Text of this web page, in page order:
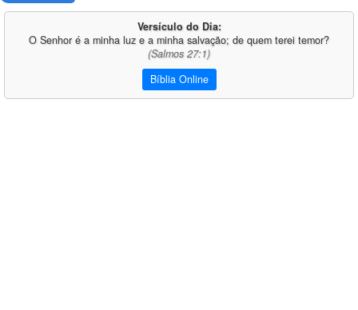
Versículo do Dia:
O Senhor é a minha luz e a minha salvação; de quem terei temor?
(Salmos 27:1)
Bíblia Online